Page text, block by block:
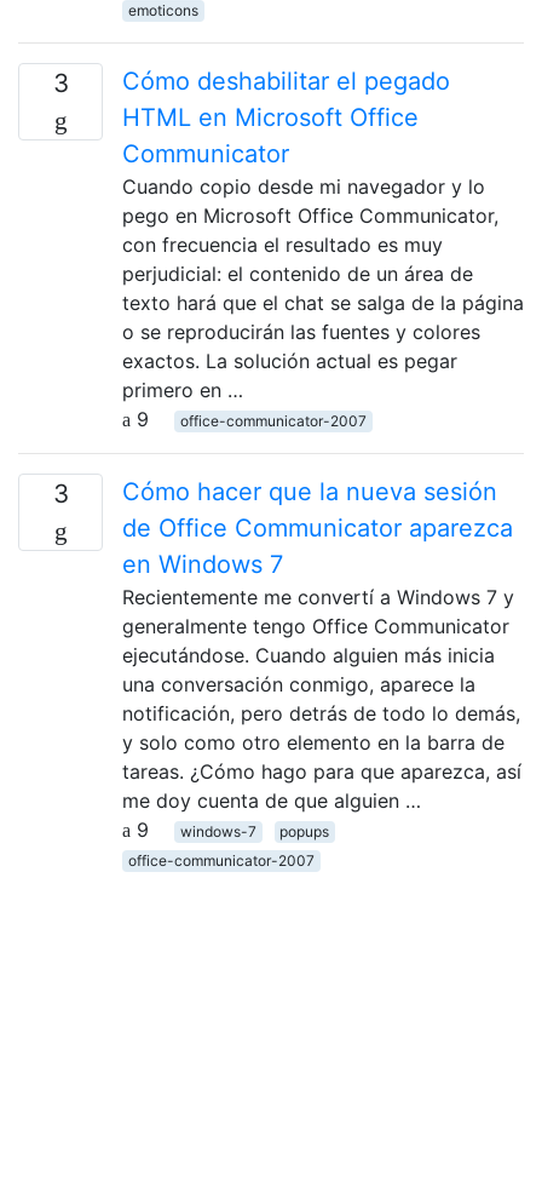
emoticons
3
Cómo deshabilitar el pegado
HTML en Microsoft Office
Communicator
Cuando copio desde mi navegador y lo
pego en Microsoft Office Communicator,
con frecuencia el resultado es muy
perjudicial: el contenido de un área de
texto hará que el chat se salga de la página
o se reproducirán las fuentes y colores
exactos. La solución actual es pegar
primero en …
9
office-communicator-2007
3
Cómo hacer que la nueva sesión
de Office Communicator aparezca
en Windows 7
Recientemente me convertí a Windows 7 y
generalmente tengo Office Communicator
ejecutándose. Cuando alguien más inicia
una conversación conmigo, aparece la
notificación, pero detrás de todo lo demás,
y solo como otro elemento en la barra de
tareas. ¿Cómo hago para que aparezca, así
me doy cuenta de que alguien …
9
windows-7
popups
office-communicator-2007